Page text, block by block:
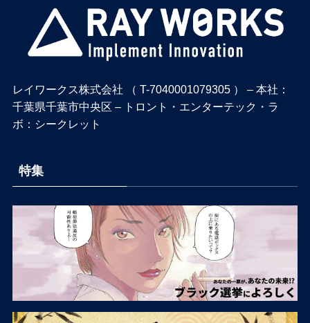
レイワークス株式会社 （ T-7040001079305 ） – 本社：
千葉県千葉市中央区 – トロント・エンターテック・ラ
ボ：シークレット
特集